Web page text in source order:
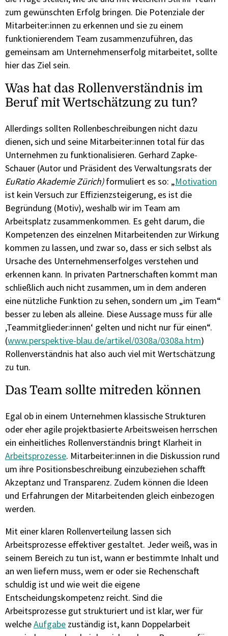
zum gewünschten Erfolg bringen. Die Potenziale der
Mitarbeiter:innen zu erkennen und sie zu einem
funktionierendem Team zusammenzuführen, das
gemeinsam am Unternehmenserfolg mitarbeitet, sollte
hier das Ziel sein.
Was hat das Rollenverständnis im
Beruf mit Wertschätzung zu tun?
Allerdings sollten Rollenbeschreibungen nicht dazu
dienen, sich und seine Mitarbeiter:innen total für das
Unternehmen zu funktionalisieren. Gerhard Zapke-
Schauer (Autor und Präsident des Verwaltungsrats der
EuRatio Akademie Zürich)formuliert es so: „Motivation
ist kein Versuch zur Effizienzsteigerung, es ist die
Begründung (Motiv), weshalb wir im Team am
Arbeitsplatz zusammenkommen. Es geht darum, die
Kompetenzen des einzelnen Mitarbeitenden zur Wirkung
kommen zu lassen, und zwar so, dass er sich selbst als
Ursache des Unternehmenserfolges verstehen und
erkennen kann. In privaten Partnerschaften kommt man
schließlich auch nicht zusammen, um in dem anderen
eine nützliche Funktion zu sehen, sondern um „im Team“
besser zu leben als alleine. Diese Aussage muss für alle
‚Teammitglieder:innen‘ gelten und nicht nur für einen“.
(www.perspektive-blau.de/artikel/0308a/0308a.htm)
Rollenverständnis hat also auch viel mit Wertschätzung
zu tun.
Das Team sollte mitreden können
Egal ob in einem Unternehmen klassische Strukturen
oder eher agile projektbasierte Arbeitsweisen herrschen
ein einheitliches Rollenverständnis bringt Klarheit in
Arbeitsprozesse. Mitarbeiter:innen in die Diskussion rund
um ihre Positionsbeschreibung einzubeziehen schafft
Akzeptanz und Transparenz. Zudem können die Ideen
und Erfahrungen der Mitarbeitenden gleich einbezogen
werden.
Mit einer klaren Rollenverteilung lassen sich
Arbeitsprozesse effektiver gestaltet. Jeder weiß, was in
seinem Bereich zu tun ist, wann er bestimmte Inhalt und
an wen liefern muss, wem er oder sie Rechenschaft
schuldig ist und wie weit die eigene
Entscheidungskompetenz reicht. Sind die
Arbeitsprozesse gut strukturiert und ist klar, wer für
welcheAufgabe zuständig ist, kann Doppelarbeit